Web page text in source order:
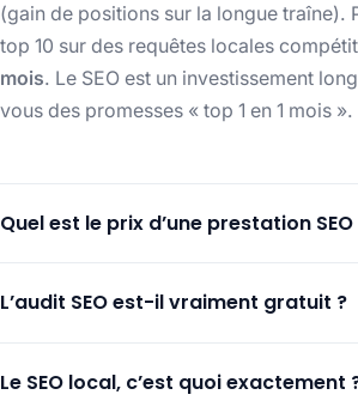
(gain de positions sur la longue traîne).
top 10 sur des requêtes locales
mois. Le SEO est un investissement
vous des promesses « top 1 en 1 mois ».
Quel est le prix d’une prestation SEO
d’installation(audit, recherche de
de performance tous les 3 moissur vos
L’audit SEO est-il vraiment gratuit ?
analysés (technique, contenu,
Le SEO local, c’est quoi exactement